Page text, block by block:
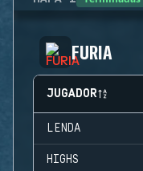
FURIA
JUGADOR
LENDA
HIGHS